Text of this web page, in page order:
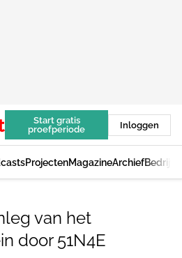
Start gratis
proefperiode
Inloggen
ProjectenMagazineArchief
van het
door 51N4E